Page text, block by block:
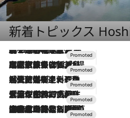
新着トピックス
2026.8.7
【トンボの足水浴】ヒノキの香りに包まれて涼感マックス！約13℃の湧水かけ流しを避暑地「星野温泉 トンボの湯」で体験
2026.7.31
【ホテル帰省】という選択肢をOMOが提案。家族とほどよい距離を保つには「昼は実家、夜は気兼ねなくホテルで！」
2026.7.24
【夏限定ディナーコース】旬を迎える稚鮎や花ズッキーニなどをイタリア・トスカーナの郷土料理の手法で満喫！
2026.7.17
「土佐和ハーブかき氷」がOMO7高知に登場！生姜、山椒、大葉など目にも舌にも涼を呼ぶ郷土の味
2026.7.10
NEW OPEN！【界 草津】名湯の地に誕生。趣の異なる2種の温泉と上州ならではの会席・蕎麦割烹など美食を味わう究極の癒やし旅